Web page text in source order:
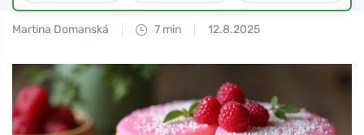
Martina Domanská 7 min 12.8.2025